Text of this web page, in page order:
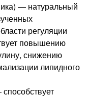
— натуральный
регуляции
повышению
снижению
липидного